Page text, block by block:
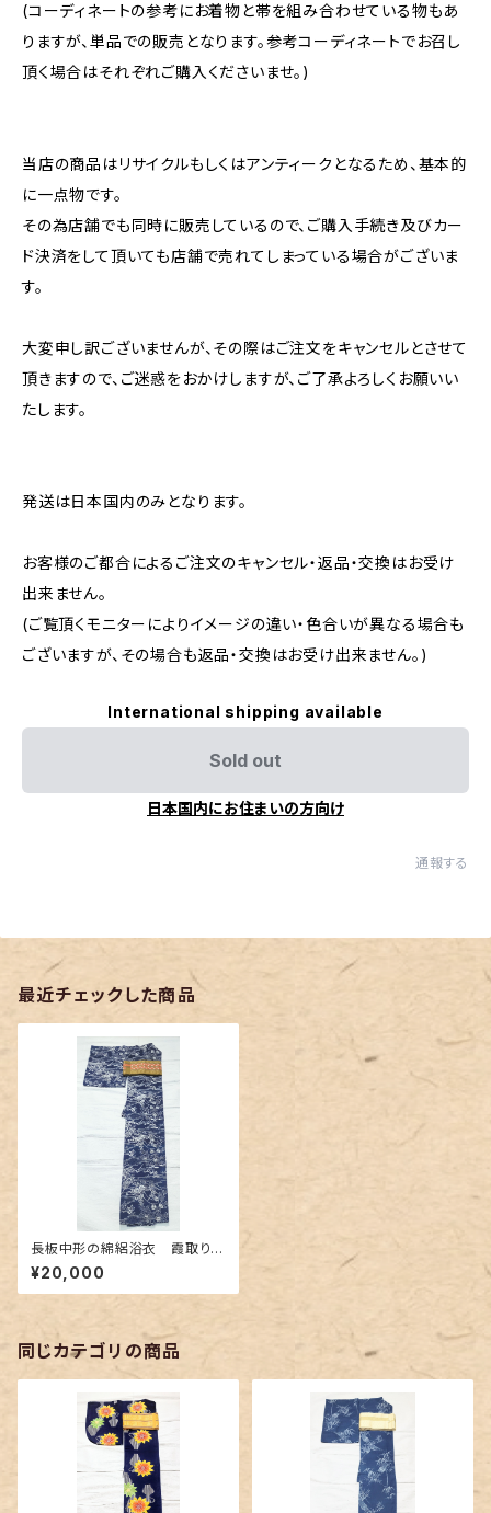
(コーディネートの参考にお着物と帯を組み合わせている物もあ
りますが、単品での販売となります。参考コーディネートでお召し
頂く場合はそれぞれご購入くださいませ。)
当店の商品はリサイクルもしくはアンティークとなるため、基本的
に一点物です。
その為店舗でも同時に販売しているので、ご購入手続き及びカー
ド決済をして頂いても店舗で売れてしまっている場合がございま
す。
大変申し訳ございませんが、その際はご注文をキャンセルとさせて
頂きますので、ご迷惑をおかけしますが、ご了承よろしくお願いい
たします。
発送は日本国内のみとなります。
お客様のご都合によるご注文のキャンセル・返品・交換はお受け
出来ません。
(ご覧頂くモニターによりイメージの違い・色合いが異なる場合も
ございますが、その場合も返品・交換はお受け出来ません。)
International shipping available
Sold out
日本国内にお住まいの方向け
通報する
最近チェックした商品
長板中形の綿絽浴衣 霞取りに
古典的な草花柄
¥20,000
同じカテゴリの商品